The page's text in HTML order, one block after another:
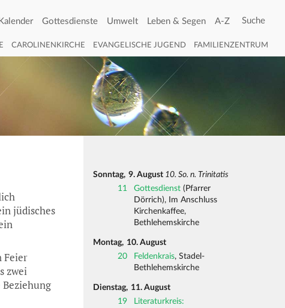
Kalender Gottesdienste Umwelt Leben & Segen A-Z
CAROLINENKIRCHE EVANGELISCHE JUGEND FAMILIENZENTRUM
jüdisches
Feier
zwei
Sonntag, 9. August 10. So. n. Trinitatis
11
Gottesdienst (Pfarrer
Dörrich), Im Anschluss
Kirchenkaffee,
Bethlehemskirche
Montag, 10. August
20
Feldenkrais, Stadel-
Bethlehemskirche
Dienstag, 11. August
19
Literaturkreis: